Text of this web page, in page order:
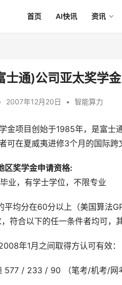
首页 AI快讯 资讯
通)公司亚太奖学
2007年12月20日 • 智能算力
金项目创始于1985年，是富士
可在夏威夷进修3个月的国际跨
区奖学金申请资格:
业，有学士学位，不限专业
平均分在60分以上（美国算法
符合以下的任一条件者均可，
年1月之间取得方认可有效：
577 / 233 / 90 （笔考/机考/网